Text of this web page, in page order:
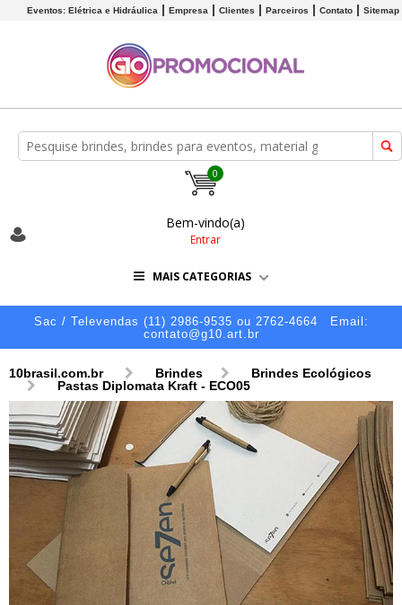
Eventos: Elétrica e Hidráulica Empresa Clientes Parceiros Contato Sitemap
0
Bem-vindo(a)
Entrar
MAIS CATEGORIAS
Sac / Televendas (11) 2986-9535 ou 2762-4664
Email:
contato@g10.art.br
10brasil.com.br Brindes
Brindes Ecológicos
Pastas Diplomata Kraft - ECO05